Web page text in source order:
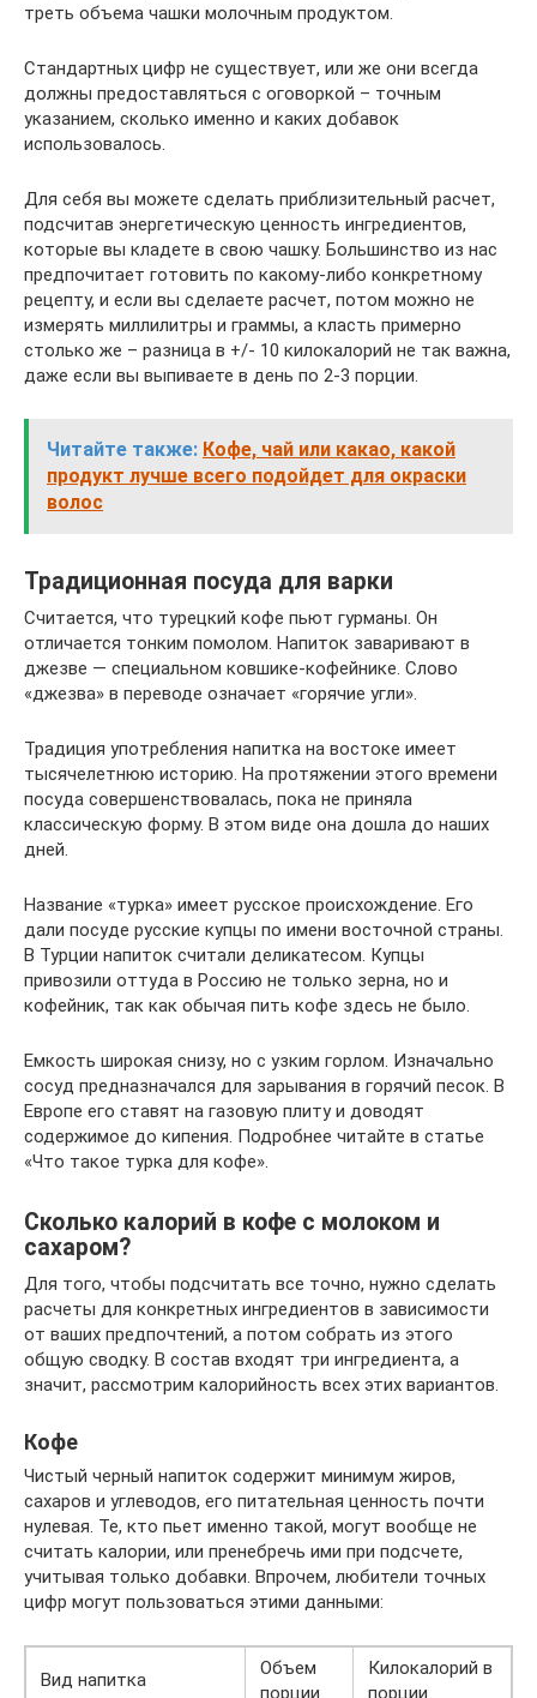
треть объема чашки молочным продуктом.
Стандартных цифр не существует, или же они всегда
должны предоставляться с оговоркой – точным
указанием, сколько именно и каких добавок
использовалось.
Для себя вы можете сделать приблизительный расчет,
подсчитав энергетическую ценность ингредиентов,
которые вы кладете в свою чашку. Большинство из нас
предпочитает готовить по какому-либо конкретному
рецепту, и если вы сделаете расчет, потом можно не
измерять миллилитры и граммы, а класть примерно
столько же – разница в +/- 10 килокалорий не так важна,
даже если вы выпиваете в день по 2-3 порции.
Читайте также: Кофе, чай или какао, какой
продукт лучше всего подойдет для окраски
волос
Традиционная посуда для варки
Считается, что турецкий кофе пьют гурманы. Он
отличается тонким помолом. Напиток заваривают в
джезве — специальном ковшике-кофейнике. Слово
«джезва» в переводе означает «горячие угли».
Традиция употребления напитка на востоке имеет
тысячелетнюю историю. На протяжении этого времени
посуда совершенствовалась, пока не приняла
классическую форму. В этом виде она дошла до наших
дней.
Название «турка» имеет русское происхождение. Его
дали посуде русские купцы по имени восточной страны.
В Турции напиток считали деликатесом. Купцы
привозили оттуда в Россию не только зерна, но и
кофейник, так как обычая пить кофе здесь не было.
Емкость широкая снизу, но с узким горлом. Изначально
сосуд предназначался для зарывания в горячий песок. В
Европе его ставят на газовую плиту и доводят
содержимое до кипения. Подробнее читайте в статье
«Что такое турка для кофе».
Сколько калорий в кофе с молоком и
сахаром?
Для того, чтобы подсчитать все точно, нужно сделать
расчеты для конкретных ингредиентов в зависимости
от ваших предпочтений, а потом собрать из этого
общую сводку. В состав входят три ингредиента, а
значит, рассмотрим калорийность всех этих вариантов.
Кофе
Чистый черный напиток содержит минимум жиров,
сахаров и углеводов, его питательная ценность почти
нулевая. Те, кто пьет именно такой, могут вообще не
считать калории, или пренебречь ими при подсчете,
учитывая только добавки. Впрочем, любители точных
цифр могут пользоваться этими данными:
Вид напитка
Объем
порции
Килокалорий в
порции